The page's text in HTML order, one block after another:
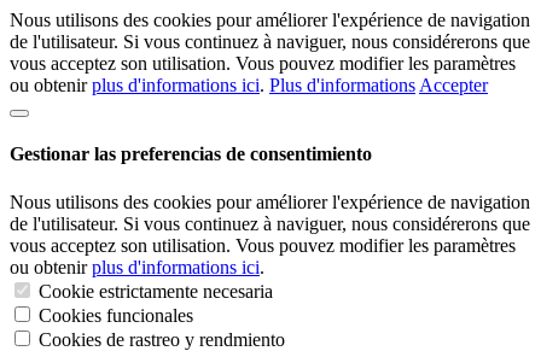
Nous utilisons des cookies pour améliorer l'expérience de navigation
de l'utilisateur. Si vous continuez à naviguer, nous considérerons que
vous acceptez son utilisation. Vous pouvez modifier les paramètres
ou obtenirplus d'informations ici. Plus d'informations Accepter
Gestionar las preferencias de consentimiento
Nous utilisons des cookies pour améliorer l'expérience de navigation
de l'utilisateur. Si vous continuez à naviguer, nous considérerons que
vous acceptez son utilisation. Vous pouvez modifier les paramètres
ou obtenirplus d'informations ici.
Cookie estrictamente necesaria
Cookies funcionales
Cookies de rastreo y rendmiento